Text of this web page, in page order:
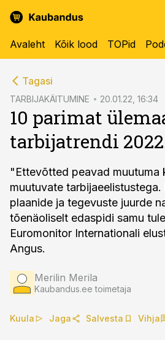
Avaleht Kõik lood TOPid
Tagasi
TARBIJAKÄITUMINE 20.01.22, 16:34
10 parimat
tarbijatrendi
"Ettevõtted peavad muutuma
muutuvate tarbijaeelistustega.
plaanide ja tegevuste juurde
tõenäoliselt edaspidi samu
Euromonitor Internationali
Angus.
Merilin Merila
Kaubandus.ee toimetaja
Kuula Jaga Salvesta Vihja